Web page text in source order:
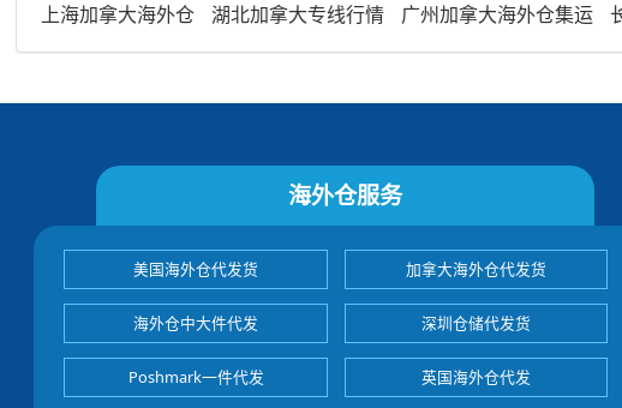
上海加拿大海外仓
湖北加拿大专线行情 广州加拿大海外仓集运
海外仓服务
美国海外仓代发货 加拿大海外仓代发货
海外仓中大件代发 深圳仓储代发货
Poshmark一件代发 英国海外仓代发